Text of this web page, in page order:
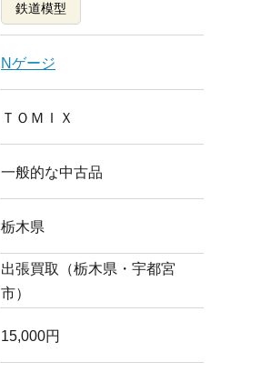
鉄道模型
Nゲージ
ＴＯＭＩＸ
一般的な中古品
栃木県
出張買取（栃木県・宇都宮
市）
15,000円